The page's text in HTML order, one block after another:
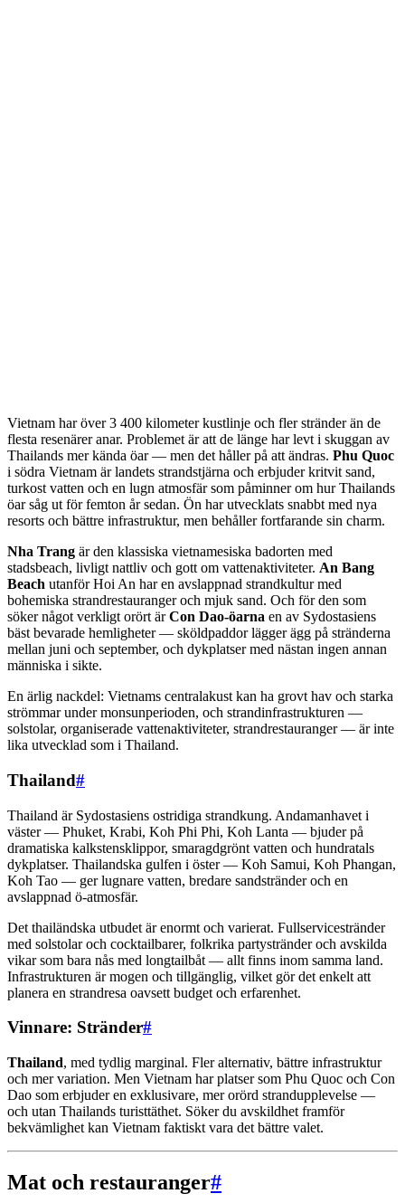
Vietnam har över 3 400 kilometer kustlinje och fler stränder än de
flesta resenärer anar. Problemet är att de länge har levt i skuggan av
Thailands mer kända öar — men det håller på att ändras. Phu Quoc
i södra Vietnam är landets strandstjärna och erbjuder kritvit sand,
turkost vatten och en lugn atmosfär som påminner om hur Thailands
öar såg ut för femton år sedan. Ön har utvecklats snabbt med nya
resorts och bättre infrastruktur, men behåller fortfarande sin charm.
Nha Trang är den klassiska vietnamesiska badorten med
stadsbeach, livligt nattliv och gott om vattenaktiviteter. An Bang
Beach utanför Hoi An har en avslappnad strandkultur med
bohemiska strandrestauranger och mjuk sand. Och för den som
söker något verkligt orört ärCon Dao-öarna en av Sydostasiens
bäst bevarade hemligheter — sköldpaddor lägger ägg på stränderna
mellan juni och september, och dykplatser med nästan ingen annan
människa i sikte.
En ärlig nackdel: Vietnams centralakust kan ha grovt hav och starka
strömmar under monsunperioden, och strandinfrastrukturen —
solstolar, organiserade vattenaktiviteter, strandrestauranger — är inte
lika utvecklad som i Thailand.
Thailand#
Thailand är Sydostasiens ostridiga strandkung. Andamanhavet i
väster — Phuket, Krabi, Koh Phi Phi, Koh Lanta — bjuder på
dramatiska kalkstensklippor, smaragdgrönt vatten och hundratals
dykplatser. Thailandska gulfen i öster — Koh Samui, Koh Phangan,
Koh Tao — ger lugnare vatten, bredare sandstränder och en
avslappnad ö-atmosfär.
Det thailändska utbudet är enormt och varierat. Fullservicestränder
med solstolar och cocktailbarer, folkrika partystränder och avskilda
vikar som bara nås med longtailbåt — allt finns inom samma land.
Infrastrukturen är mogen och tillgänglig, vilket gör det enkelt att
planera en strandresa oavsett budget och erfarenhet.
Vinnare: Stränder#
Thailand, med tydlig marginal. Fler alternativ, bättre infrastruktur
och mer variation. Men Vietnam har platser som Phu Quoc och Con
Dao som erbjuder en exklusivare, mer orörd strandupplevelse —
och utan Thailands turisttäthet. Söker du avskildhet framför
bekvämlighet kan Vietnam faktiskt vara det bättre valet.
Mat och restauranger#